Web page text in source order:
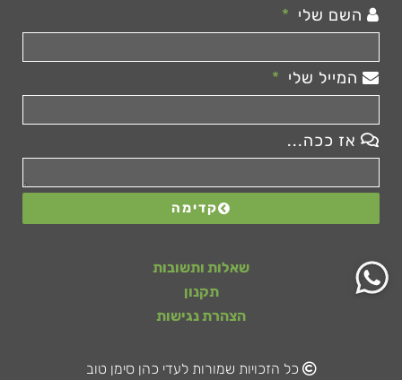
השם שלי
המייל שלי
אז ככה...
קדימה
שאלות ותשובות
תקנון
הצהרת נגישות
כל הזכויות שמורות לעדי כהן סימן טוב